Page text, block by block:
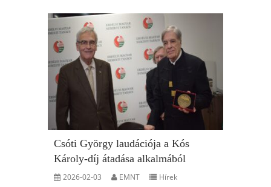
Csóti György laudációja a Kós
Károly-díj átadása alkalmából
2026-02-03 EMNT Hírek